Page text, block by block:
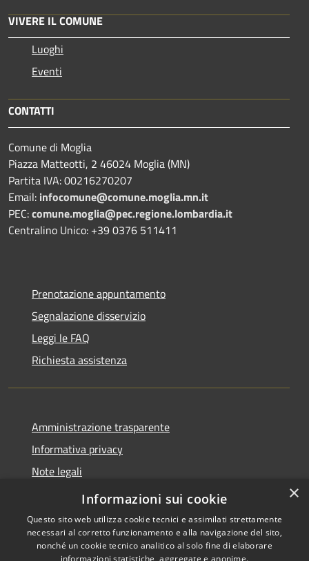
VIVERE IL COMUNE
Luoghi
Eventi
CONTATTI
Comune di Moglia
Piazza Matteotti, 2 46024 Moglia (MN)
Partita IVA: 00216270207
Email: infocomune@comune.moglia.mn.it
PEC:comune.moglia@pec.regione.lombardia.it
Centralino Unico: +39 0376 511411
Prenotazione appuntamento
Segnalazione disservizio
Leggi le FAQ
Richiesta assistenza
Amministrazione trasparente
Informativa privacy
Note legali
Dichiarazione di accessibilità
×
Informazioni sui cookie
Questo sito web utilizza cookie tecnici e assimilati strettamente
necessari al corretto funzionamento e alla navigazione del sito,
nonché un cookie tecnico analitico al solo fine di elaborare
informazioni statistiche, aggregate e anonime.